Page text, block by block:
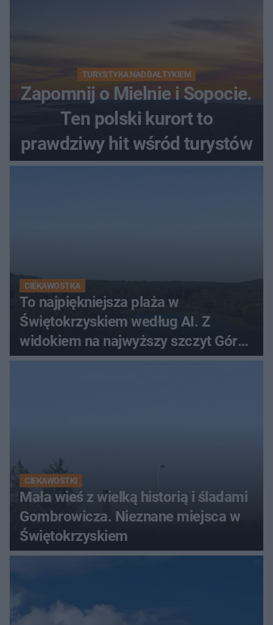
TURYSTYKA NAD BAŁTYKIEM
Zapomnij o Mielnie i Sopocie.
Ten polski kurort to
prawdziwy hit wśród turystów
CIEKAWOSTKA
To najpiękniejsza plaża w
Świętokrzyskiem według AI. Z
widokiem na najwyższy szczyt Gór
Świętokrzyskich
CIEKAWOSTKI
Mała wieś z wielką historią i śladami
Gombrowicza. Nieznane miejsca w
Świętokrzyskiem